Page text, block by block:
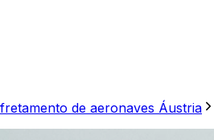
de aeronaves Áustria